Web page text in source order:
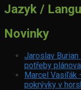
Jazyk /
Novinky
Jaroslav
potřeby
Marcel Vasiľák
pokrývky v